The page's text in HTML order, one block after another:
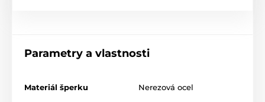
Parametry a vlastnosti
Materiál šperku Nerezová ocel